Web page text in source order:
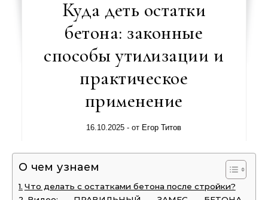
Куда деть остатки
бетона: законные
способы утилизации и
практическое
применение
16.10.2025 - от Егор Титов
О чем узнаем
Что делать с остатками бетона после стройки?